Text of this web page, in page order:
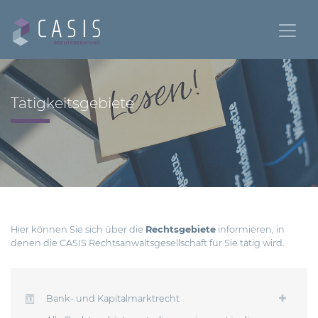
Tätigkeitsgebiete
Hier können Sie sich über die Rechtsgebiete informieren, in
denen die CASIS Rechtsanwaltsgesellschaft für Sie tätig wird.
Bank- und Kapitalmarktrecht